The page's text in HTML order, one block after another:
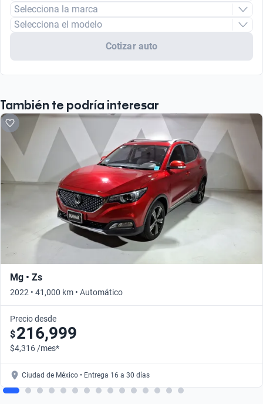
Selecciona la marca
Selecciona el modelo
Cotizar auto
También te podría interesar
Mg • Zs
2022 • 41,000 km • Automático
Precio desde
$216,999
$4,316 /mes*
Ciudad de México • Entrega 16 a 30 días